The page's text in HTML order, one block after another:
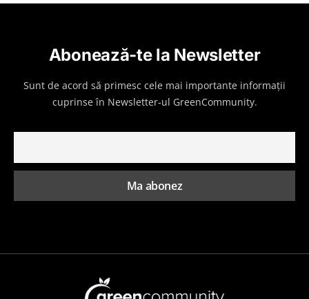
Abonează-te la Newsletter
Sunt de acord să primesc cele mai importante informații
cuprinse în Newsletter-ul GreenCommunity.